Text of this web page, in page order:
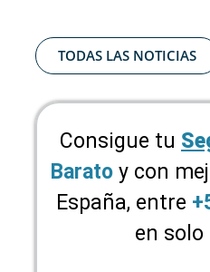
TODAS LAS NOTICIAS
Consigue tu
Baratoy con
España, entre
en solo